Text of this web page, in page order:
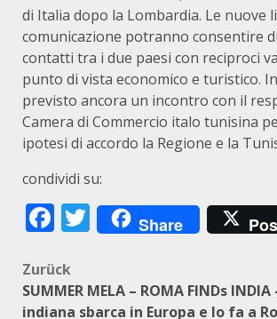
di Italia dopo la Lombardia. Le nuove
comunicazione potranno consentire
contatti tra i due paesi con reciproci
punto di vista economico e turistico.
previsto ancora un incontro con il
Camera di Commercio italo tunisina
ipotesi di accordo la Regione e la
condividi su:
Facebook
Twitter
Share
Beitragsnavigation
Zurück
SUMMER MELA – ROMA FINDs
indiana sbarca in Europa e lo fa a